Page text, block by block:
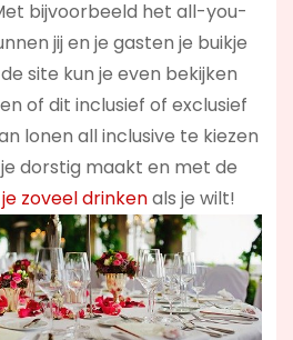
bijvoorbeeld het all-you-
jij en je gasten je buikje
site kun je even bekijken
of dit inclusief of exclusief
lonen all inclusive te kiezen
dorstig maakt en met de
zoveel drinkenals je wilt!